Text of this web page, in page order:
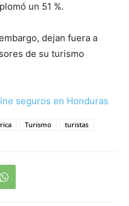
un 51 %.
dejan fuera a
de su turismo
seguros en Honduras
Turismo turistas